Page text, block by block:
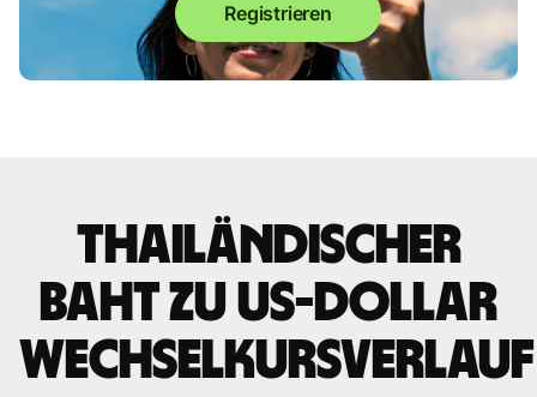
Registrieren
thailändischer
Baht zu US-Dollar
Wechselkursverlauf